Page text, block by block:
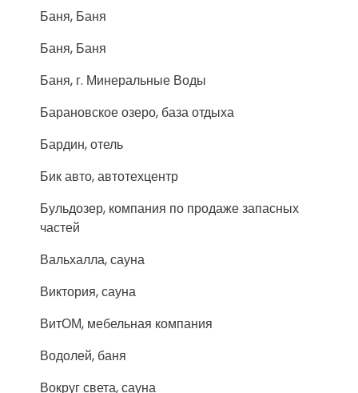
Баня, Баня
Баня, Баня
Баня, г. Минеральные Воды
Барановское озеро, база отдыха
Бардин, отель
Бик авто, автотехцентр
Бульдозер, компания по продаже запасных
частей
Вальхалла, сауна
Виктория, сауна
ВитОМ, мебельная компания
Водолей, баня
Вокруг света, сауна